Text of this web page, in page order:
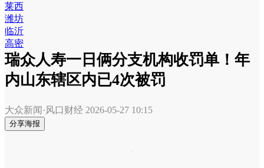
莱西
潍坊
临沂
高密
瑞众人寿一日俩分支机构收罚单！年
内山东辖区内已4次被罚
大众新闻·风口财经 2026-05-27 10:15
分享海报